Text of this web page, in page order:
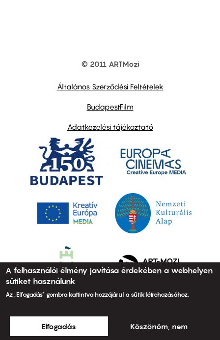
© 2011 ARTMozi
Általános Szerződési Feltételek
BudapestFilm
Adatkezelési tájékoztató
A felhasználói élmény javítása érdekében a webhelyen
sütiket használunk
Az „Elfogadás” gombra kattintva hozzájárul a sütik létrehozásához.
Elfogadás Köszönöm, nem